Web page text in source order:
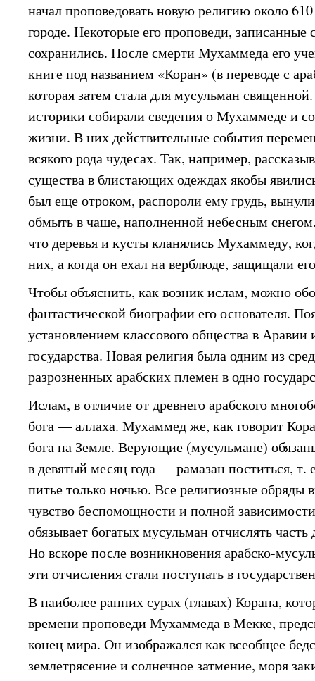
начал проповедовать новую религию около
городе. Некоторые его проповеди,
сохранились. После смерти Мухаммеда его
книге под названием «Коран» (в переводе с
которая затем стала для мусульман
историки собирали сведения о Мухаммеде и
жизни. В них действительные события
всякого рода чудесах. Так, например,
существа в блистающих одеждах якобы
был еще отроком, распороли ему грудь,
обмыть в чаше, наполненной небесным
что деревья и кусты кланялись Мухаммеду,
них, а когда он ехал на верблюде, защищали
Чтобы объяснить, как возник ислам, можно
фантастической биографии его основателя.
установлением классового общества в Аравии
государства. Новая религия была одним из
разрозненных арабских племен в одно
Ислам, в отличие от древнего арабского
бога — аллаха. Мухаммед же, как говорит
бога на Земле. Верующие (мусульмане)
в девятый месяц года — рамазан поститься,
питье только ночью. Все религиозные
чувство беспомощности и полной
обязывает богатых мусульман отчислять
Но вскоре после возникновения арабско-
эти отчисления стали поступать в
В наиболее ранних сурах (главах) Корана,
времени проповеди Мухаммеда в Мекке,
конец мира. Он изображался как всеобщее
землетрясение и солнечное затмение, моря